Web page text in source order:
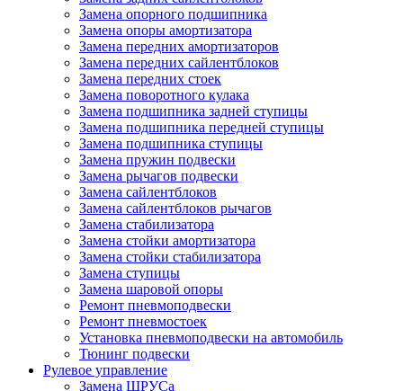
Замена опорного подшипника
Замена опоры амортизатора
Замена передних амортизаторов
Замена передних сайлентблоков
Замена передних стоек
Замена поворотного кулака
Замена подшипника задней ступицы
Замена подшипника передней ступицы
Замена подшипника ступицы
Замена пружин подвески
Замена рычагов подвески
Замена сайлентблоков
Замена сайлентблоков рычагов
Замена стабилизатора
Замена стойки амортизатора
Замена стойки стабилизатора
Замена ступицы
Замена шаровой опоры
Ремонт пневмоподвески
Ремонт пневмостоек
Установка пневмоподвески на автомобиль
Тюнинг подвески
Рулевое управление
Замена ШРУСа